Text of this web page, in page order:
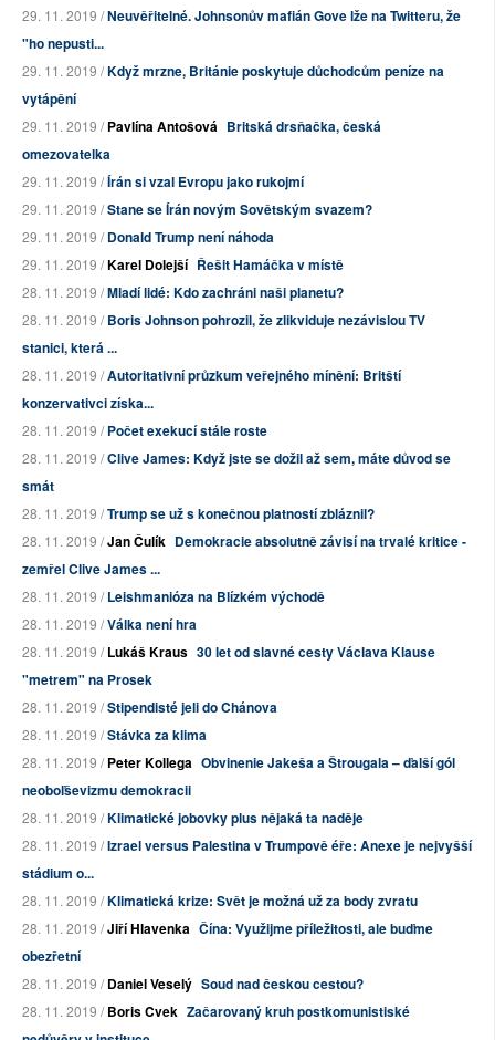
29. 11. 2019 /Neuvěřitelné. Johnsonův mafián Gove lže na Twitteru, že
"ho nepusti...
29. 11. 2019 /Když mrzne, Británie poskytuje důchodcům peníze na
vytápění
29. 11. 2019 /Pavlína Antošová Britská drsňačka, česká
omezovatelka
29. 11. 2019 /Írán si vzal Evropu jako rukojmí
29. 11. 2019 /Stane se Írán novým Sovětským svazem?
29. 11. 2019 /Donald Trump není náhoda
29. 11. 2019 /Karel Dolejší Řešit Hamáčka v místě
28. 11. 2019 /Mladí lidé: Kdo zachráni naši planetu?
28. 11. 2019 /Boris Johnson pohrozil, že zlikviduje nezávislou TV
stanici, která ...
28. 11. 2019 /Autoritativní průzkum veřejného mínění: Britští
konzervativci získa...
28. 11. 2019 /Počet exekucí stále roste
28. 11. 2019 /Clive James: Když jste se dožil až sem, máte důvod se
smát
28. 11. 2019 /Trump se už s konečnou platností zbláznil?
28. 11. 2019 /Jan Čulík Demokracie absolutně závisí na trvalé kritice -
zemřel Clive James ...
28. 11. 2019 /Leishmanióza na Blízkém východě
28. 11. 2019 /Válka není hra
28. 11. 2019 /Lukáš Kraus 30 let od slavné cesty Václava Klause
"metrem" na Prosek
28. 11. 2019 /Stipendisté jeli do Chánova
28. 11. 2019 /Stávka za klima
28. 11. 2019 /Peter Kollega Obvinenie Jakeša a Štrougala – ďalší gól
neoboľševizmu demokracii
28. 11. 2019 /Klimatické jobovky plus nějaká ta naděje
28. 11. 2019 /Izrael versus Palestina v Trumpově éře: Anexe je nejvyšší
stádium o...
28. 11. 2019 /Klimatická krize: Svět je možná už za body zvratu
28. 11. 2019 /Jiří Hlavenka Čína: Využijme příležitosti, ale buďme
obezřetní
28. 11. 2019 /Daniel Veselý Soud nad českou cestou?
28. 11. 2019 /Boris Cvek Začarovaný kruh postkomunistiské